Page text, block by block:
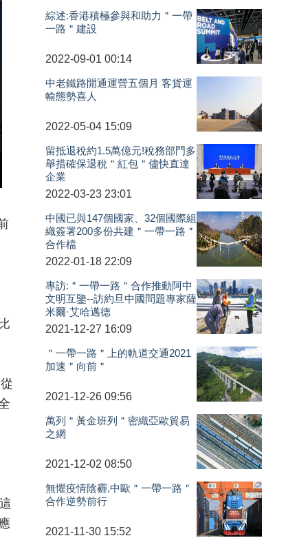
綜述:香港積極參與和助力＂一帶
一路＂建設
2022-09-01 00:14
中老鐵路開通運營五個月 客貨運
輸態勢喜人
2022-05-04 15:09
留抵退稅約1.5萬億元!稅務部門多
舉措確保退稅＂紅包＂儘快直達
企業
2022-03-23 23:01
中國已與147個國家、32個國際組
織簽署200多份共建＂一帶一路＂
合作檔
2022-01-18 22:09
專訪:＂一帶一路＂合作推動阿中
文明互鑒--訪約旦中國問題專家薩
米爾·艾哈邁德
2021-12-27 16:09
＂一帶一路＂上的軌道交通2021
加速＂向前＂
2021-12-26 09:56
萬列＂黃金班列＂密織亞歐貿易
之網
2021-12-02 08:50
無懼疫情陰霾,中歐＂一帶一路＂
合作逆勢前行
2021-11-30 15:52